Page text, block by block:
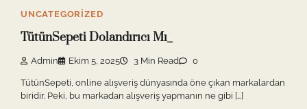
UNCATEGORIZED
TütünSepeti Dolandırıcı Mı_
Admin Ekim 5, 2025 3 Min Read 0
TütünSepeti, online alışveriş dünyasında öne çıkan markalardan
biridir. Peki, bu markadan alışveriş yapmanın ne gibi […]